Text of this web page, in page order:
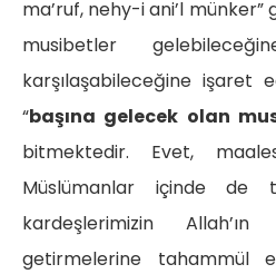
ma’ruf, nehy-i ani’l münker”
musibetler
karşılaşabileceğine işaret
“başına gelecek olan
bitmektedir. Evet,
Müslümanlar içinde de
kardeşlerimizin
getirmelerine tahammül